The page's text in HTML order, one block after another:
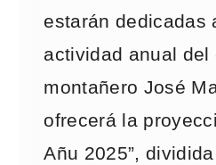
estarán dedicadas
actividad anual del
montañero José
ofrecerá la
Añu 2025”,